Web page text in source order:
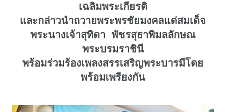
เฉลิมพระเกียรติ
และกล่าวนำถวายพระพรชัยมงคลแด่สมเด็จ
พระนางเจ้าสุทิดา พัชรสุธาพิมลลักษณ
พระบรมราชินี
พร้อมร่วมร้องเพลงสรรเสริญพระบารมีโดย
พร้อมเพรียงกัน